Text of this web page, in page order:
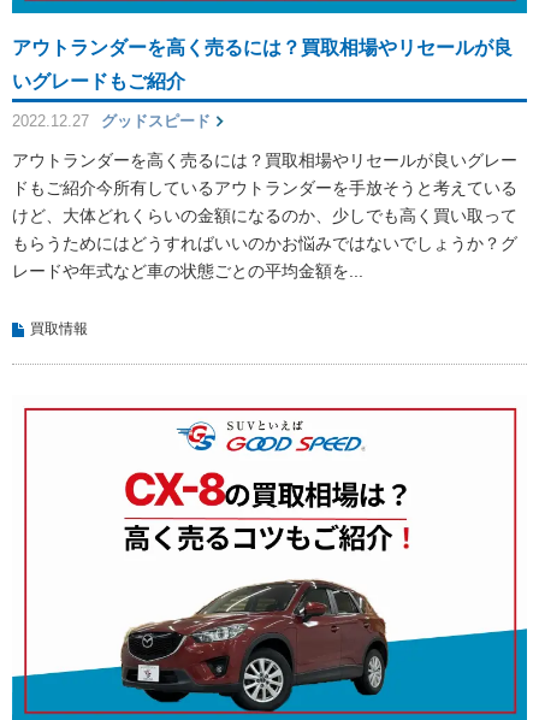
アウトランダーを高く売るには？買取相場やリセールが良
いグレードもご紹介
2022.12.27 グッドスピード
アウトランダーを高く売るには？買取相場やリセールが良いグレー
ドもご紹介今所有しているアウトランダーを手放そうと考えている
けど、大体どれくらいの金額になるのか、少しでも高く買い取って
もらうためにはどうすればいいのかお悩みではないでしょうか？グ
レードや年式など車の状態ごとの平均金額を...
買取情報